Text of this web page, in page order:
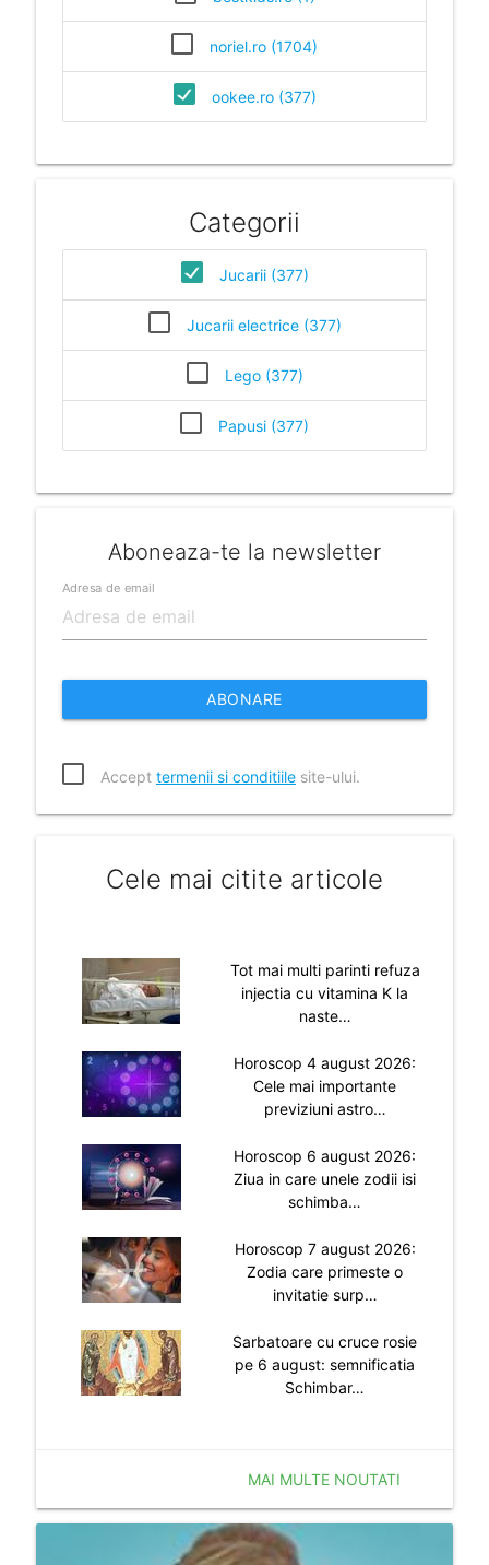
noriel.ro (1704)
ookee.ro (377)
Categorii
Jucarii (377)
Jucarii electrice (377)
Lego (377)
Papusi (377)
Aboneaza-te la newsletter
Adresa de email
ABONARE
Accept termenii si conditiilesite-ului.
Cele mai citite articole
Tot mai multi parinti refuza
injectia cu vitamina K la
naste…
Horoscop 4 august 2026:
Cele mai importante
previziuni astro…
Horoscop 6 august 2026:
Ziua in care unele zodii isi
schimba…
Horoscop 7 august 2026:
Zodia care primeste o
invitatie surp…
Sarbatoare cu cruce rosie
pe 6 august: semnificatia
Schimbar…
MAI MULTE NOUTATI